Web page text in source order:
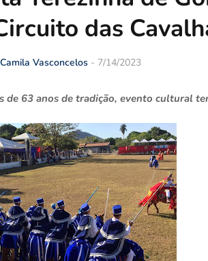
das
Camila Vasconcelos - 7/14/2023
de 63 anos de tradição, evento cultural